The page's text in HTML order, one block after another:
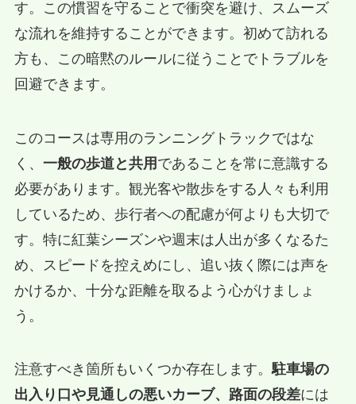
す。この慣習を守ることで衝突を避け、スムーズ
な流れを維持することができます。初めて訪れる
方も、この暗黙のルールに従うことでトラブルを
回避できます。
このコースは専用のランニングトラックではな
く、 一般の歩道と共用 であることを常に意識する
必要があります。観光客や散歩をする人々も利用
しているため、歩行者への配慮が何よりも大切で
す。特に紅葉シーズンや週末は人出が多くなるた
め、スピードを控えめにし、追い抜く際には声を
かけるか、十分な距離を取るよう心がけましょ
う。
注意すべき箇所もいくつか存在します。駐車場の
出入り口や見通しの悪いカーブ、路面の段差には